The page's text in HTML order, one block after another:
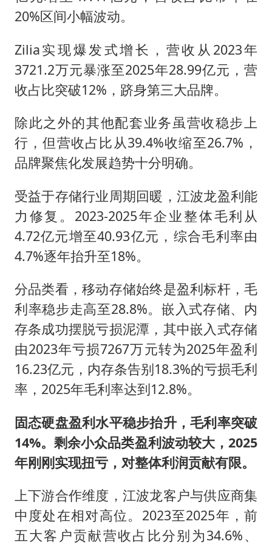
20%区间小幅波动。
Zilia实现爆发式增长，营收从2023年
3721.2万元暴涨至2025年28.99亿元，营
收占比突破12%，跻身第三大品牌。
除此之外的其他配套业务虽营收稳步上
行，但营收占比从39.4%收缩至26.7%，
品牌聚焦化发展趋势十分明确。
受益于存储行业周期回暖，江波龙盈利能
力修复。2023-2025年企业整体毛利从
4.72亿元增至40.93亿元，综合毛利率由
4.7%逐年抬升至18%。
分品类看，移动存储始终是盈利标杆，毛
利率稳步走高至28.8%。嵌入式存储、内
存条成功摆脱亏损泥潭，其中嵌入式存储
由2023年亏损7267万元转为2025年盈利
16.23亿元，内存条告别18.3%的亏损毛利
率，2025年毛利率达到12.8%。
固态硬盘盈利水平稳步抬升，毛利率突破
14%。剩余小众品类盈利波动较大，2025
年刚刚实现扭亏，对整体利润贡献有限。
上下游合作维度，江波龙客户与供应商集
中度处在相对高位。2023至2025年，前
五大客户贡献营收占比分别为34.6%、